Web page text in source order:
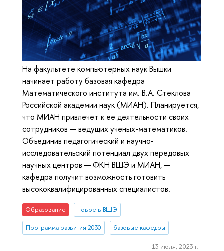
На факультете компьютерных наук Вышки
начинает работу базовая кафедра
Математического института им. В.А. Стеклова
Российской академии наук (МИАН). Планируется,
что МИАН привлечет к ее деятельности своих
сотрудников — ведущих ученых-математиков.
Объединив педагогический и научно-
исследовательский потенциал двух передовых
научных центров — ФКН ВШЭ и МИАН, —
кафедра получит возможность готовить
высококвалифицированных специалистов.
Образование новое в ВШЭ
Программа развития 2030 базовые кафедры
13 июля, 2023 г.